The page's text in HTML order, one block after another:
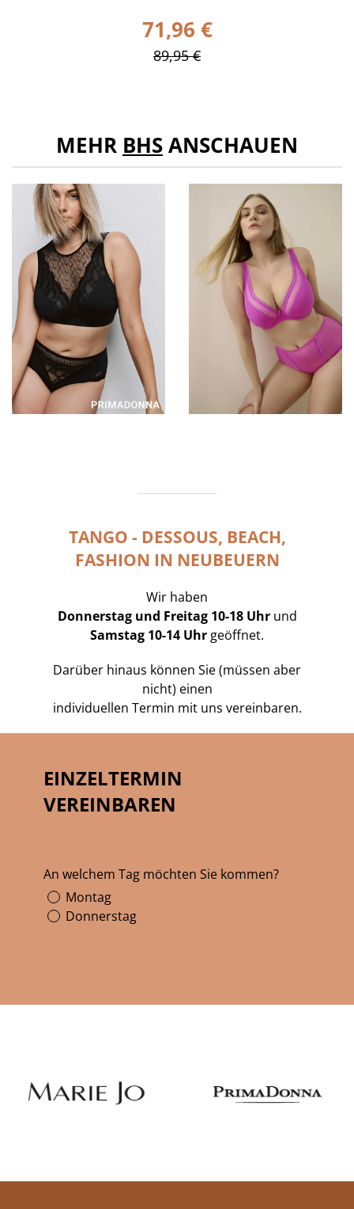
71,96 €
89,95 €
MEHR BHSANSCHAUEN
TANGO - DESSOUS, BEACH,
FASHION IN NEUBEUERN
Wir haben
Donnerstag und Freitag 10-18 Uhrund
Samstag 10-14 Uhr geöffnet.
Darüber hinaus können Sie (müssen aber
nicht) einen
individuellen Termin mit uns vereinbaren.
EINZELTERMIN
VEREINBAREN
An welchem Tag möchten Sie kommen?
Montag
Donnerstag